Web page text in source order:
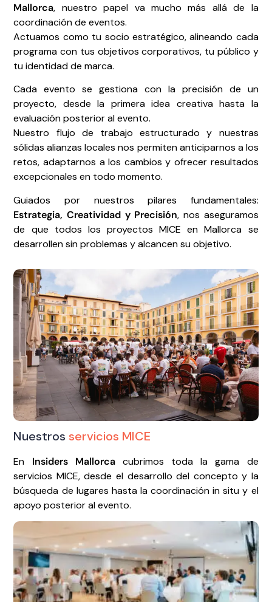
Mallorca, nuestro papel va mucho más allá de la
coordinación de eventos.
Actuamos como tu socio estratégico, alineando cada
programa con tus objetivos corporativos, tu público y
tu identidad de marca.
Cada evento se gestiona con la precisión de un
proyecto, desde la primera idea creativa hasta la
evaluación posterior al evento.
Nuestro flujo de trabajo estructurado y nuestras
sólidas alianzas locales nos permiten anticiparnos a los
retos, adaptarnos a los cambios y ofrecer resultados
excepcionales en todo momento.
Guiados por nuestros pilares fundamentales:
Estrategia, Creatividad y Precisión, nos aseguramos
de que todos los proyectos MICE en Mallorca se
desarrollen sin problemas y alcancen su objetivo.
Nuestrosservicios MICE
En Insiders Mallorcacubrimos toda la gama de
servicios MICE, desde el desarrollo del concepto y la
búsqueda de lugares hasta la coordinación in situ y el
apoyo posterior al evento.